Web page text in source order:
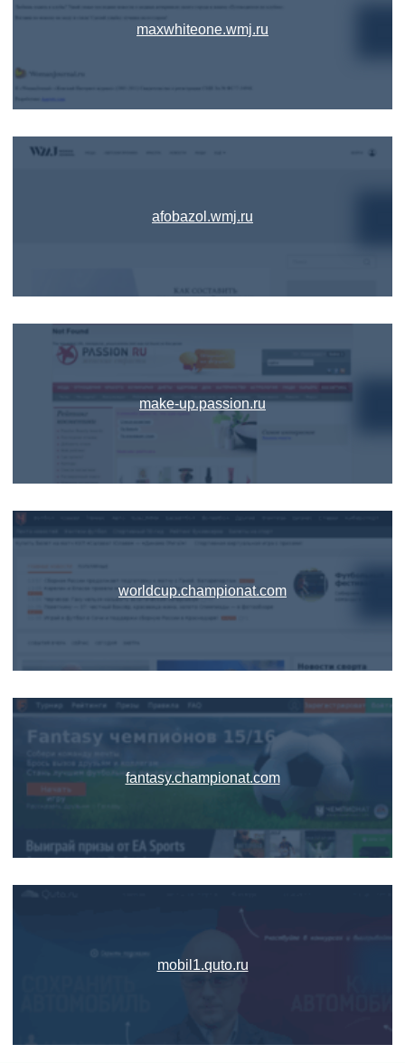
maxwhiteone.wmj.ru
afobazol.wmj.ru
make-up.passion.ru
worldcup.championat.com
fantasy.championat.com
mobil1.quto.ru